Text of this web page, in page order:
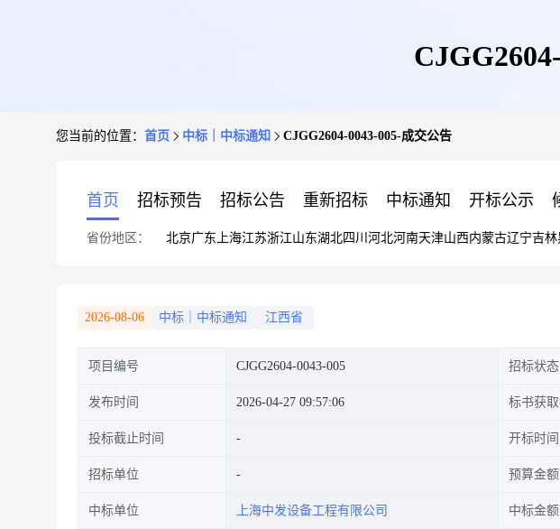
您当前的位置： 首页 中标｜中标通知 CJGG2604-0043-005-成交公告
首页 招标预告 招标公告 重新招标 中标通知 开标公示
省份地区： 北京广东 上海江苏浙江山东湖北四川 河北河南天津山西内蒙古辽宁吉林
2026-08-06 中标｜中标通知 江西省
项目编号 CJGG2604-0043-005 招标状态
发布时间 2026-04-27 09:57:06 标书获
投标截止时间 开标时间
招标单位 预算金额
中标单位 上海中发设备工程有限公司 中标金额